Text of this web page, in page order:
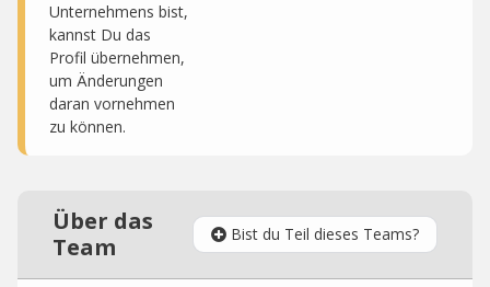
Unternehmens bist,
kannst Du das
Profil übernehmen,
um Änderungen
daran vornehmen
zu können.
Über das
Team
Bist du Teil dieses Teams?